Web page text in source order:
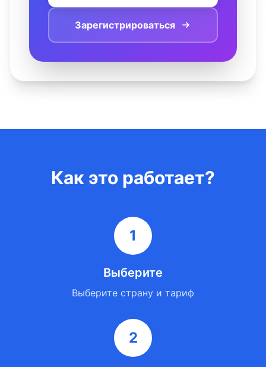
Зарегистрироваться
Как это работает?
1
Выберите
Выберите страну и тариф
2